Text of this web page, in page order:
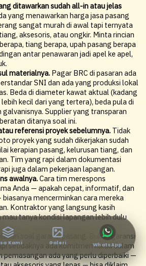
ditawarkan sudah all-in atau jelas
yang menawarkan harga jasa pasang
sangat murah di awal tapi ternyata
aksesoris, atau ongkir. Minta rincian
tiang berapa, upah pasang berapa
antar penawaran jadi apel ke apel,
materialnya. Pagar BRC di pasaran ada
SNI dan ada yang produksi lokal
Beda di diameter kawat aktual (kadang
kecil dari yang tertera), beda pula di
Supplier yang transparan
ditanya soal ini.
referensi proyek sebelumnya. Tidak
proyek yang sudah dikerjakan sudah
kerapian pasang, kelurusan tiang, dan
Tim yang rapi dalam dokumentasi
juga dalam pekerjaan lapangan.
awalnya.Cara tim merespons
Anda — apakah cepat, informatif, dan
mencerminkan cara mereka
Kontraktor yang langsung kasih
tanya kondisi lapangan lebih dulu
soal garansi pasang.
Bukan garansi
setidaknya ada komitmen kalau dalam
ada yang perlu diperbaiki —
Kami Galeri WhatsApp